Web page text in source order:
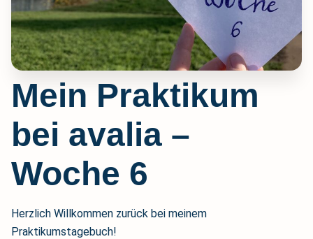
Mein Praktikum
bei avalia –
Woche 6
Herzlich Willkommen zurück bei meinem
Praktikumstagebuch!